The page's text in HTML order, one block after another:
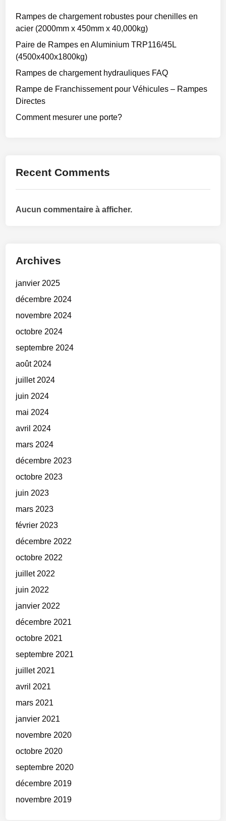
Rampes de chargement robustes pour chenilles en
acier (2000mm x 450mm x 40,000kg)
Paire de Rampes en Aluminium TRP116/45L
(4500x400x1800kg)
Rampes de chargement hydrauliques FAQ
Rampe de Franchissement pour Véhicules – Rampes
Directes
Comment mesurer une porte?
Recent Comments
Aucun commentaire à afficher.
Archives
janvier 2025
décembre 2024
novembre 2024
octobre 2024
septembre 2024
août 2024
juillet 2024
juin 2024
mai 2024
avril 2024
mars 2024
décembre 2023
octobre 2023
juin 2023
mars 2023
février 2023
décembre 2022
octobre 2022
juillet 2022
juin 2022
janvier 2022
décembre 2021
octobre 2021
septembre 2021
juillet 2021
avril 2021
mars 2021
janvier 2021
novembre 2020
octobre 2020
septembre 2020
décembre 2019
novembre 2019